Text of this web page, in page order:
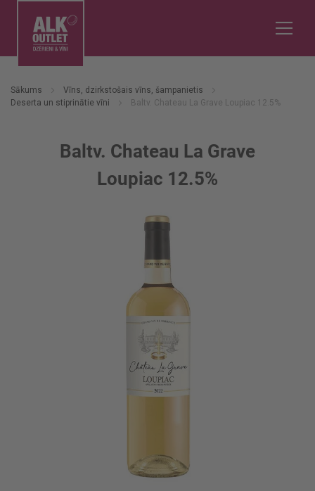
Sākums
Vīns, dzirkstošais vīns, šampanietis
Deserta un stiprinātie vīni
Baltv. Chateau La Grave Loupiac 12.5%
Baltv. Chateau La Grave
Loupiac 12.5%